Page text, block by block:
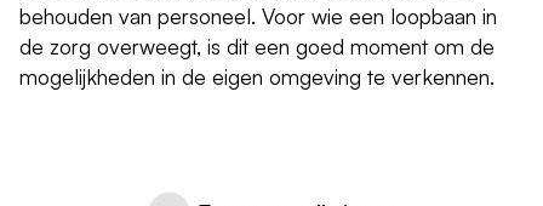
behouden van personeel. Voor wie een loopbaan in
de zorg overweegt, is dit een goed moment om de
mogelijkheden in de eigen omgeving te verkennen.